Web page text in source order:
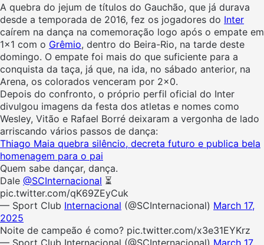
A quebra do jejum de títulos do Gauchão, que já durava
desde a temporada de 2016, fez os jogadores do Inter
caírem na dança na comemoração logo após o empate em
1×1 com o Grêmio, dentro do Beira-Rio, na tarde deste
domingo. O empate foi mais do que suficiente para a
conquista da taça, já que, na ida, no sábado anterior, na
Arena, os colorados venceram por 2×0.
Depois do confronto, o próprio perfil oficial do Inter
divulgou imagens da festa dos atletas e nomes como
Wesley, Vitão e Rafael Borré deixaram a vergonha de lado
arriscando vários passos de dança:
Thiago Maia quebra silêncio, decreta futuro e publica bela
homenagem para o pai
Quem sabe dançar, dança.
Dale @SCInternacional ⏳
pic.twitter.com/qK69ZEyCuk
— Sport Club Internacional (@SCInternacional) March 17,
2025
Noite de campeão é como? pic.twitter.com/x3e31EYKrz
— Sport Club Internacional (@SCInternacional) March 17,